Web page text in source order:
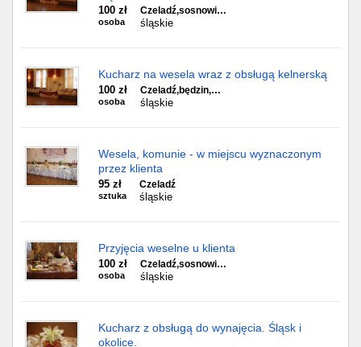
100 zł
osoba
Czeladź,sosnowi…
śląskie
Kucharz na wesela wraz z obsługą kelnerską
100 zł
osoba
Czeladź,będzin,…
śląskie
Wesela, komunie - w miejscu wyznaczonym
przez klienta
95 zł
sztuka
Czeladź
śląskie
Przyjęcia weselne u klienta
100 zł
osoba
Czeladź,sosnowi…
śląskie
Kucharz z obsługą do wynajęcia. Śląsk i
okolice.